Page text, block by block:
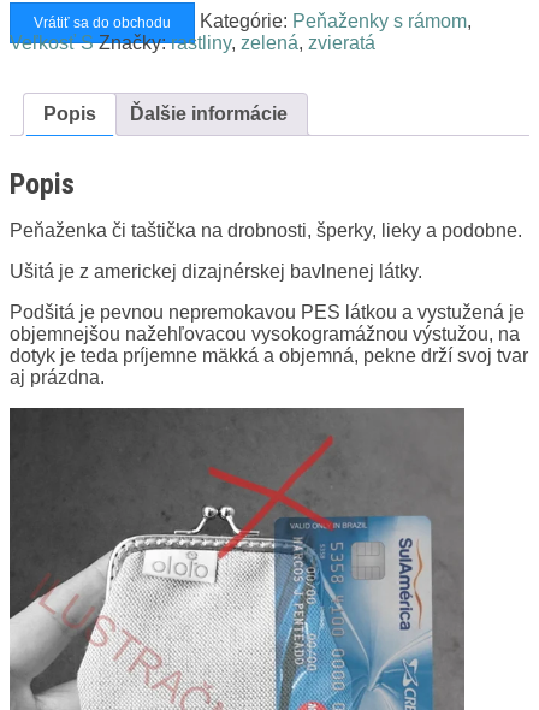
Líšky
a
muchotrávky
Vrátiť sa do obchodu Kategórie: Peňaženky s rámom,
Veľkosť S Značky:rastliny, zelená, zvieratá
Popis Ďalšie informácie
Popis
Peňaženka či taštička na drobnosti, šperky, lieky a podobne.
Ušitá je z americkej dizajnérskej bavlnenej látky.
Podšitá je pevnou nepremokavou PES látkou a vystužená je
objemnejšou nažehľovacou vysokogramážnou výstužou, na
dotyk je teda príjemne mäkká a objemná, pekne drží svoj tvar
aj prázdna.